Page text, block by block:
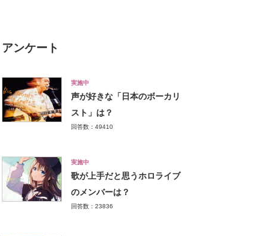
アンケート
実施中
声が好きな「日本のボーカリ
スト」は？
回答数：49410
実施中
歌が上手だと思うホロライブ
のメンバーは？
回答数：23836